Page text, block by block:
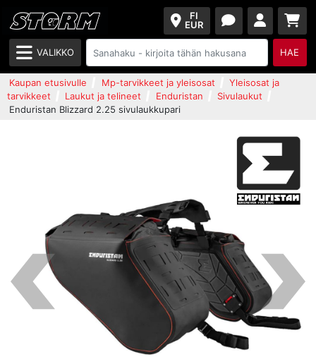
FI
EUR
VALIKKO HAE
Kaupan etusivulle Mp-tarvikkeet ja yleisosat
Yleisosat ja
tarvikkeet
Laukut ja telineet Enduristan
Sivulaukut
Enduristan Blizzard 2.25 sivulaukkupari